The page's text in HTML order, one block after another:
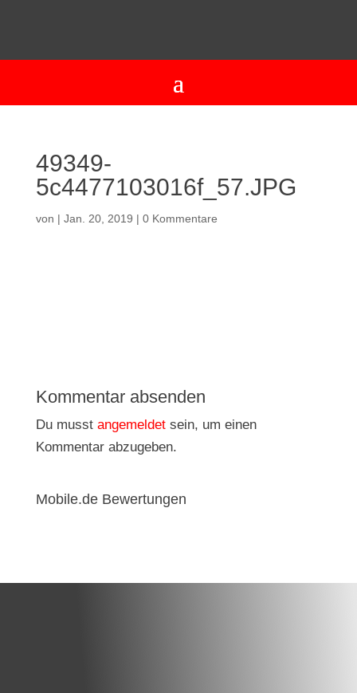
49349-
5c4477103016f_57.JPG
von | Jan. 20, 2019 | 0 Kommentare
Kommentar absenden
Du musst angemeldetsein, um einen
Kommentar abzugeben.
Mobile.de Bewertungen